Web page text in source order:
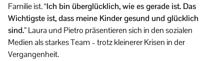
Familie ist.“Ich bin überglücklich, wie es gerade ist. Das
Wichtigste ist, dass meine Kinder gesund und glücklich
sind.”Laura und Pietro präsentieren sich in den sozialen
Medien als starkes Team – trotz kleinerer Krisen in der
Vergangenheit.